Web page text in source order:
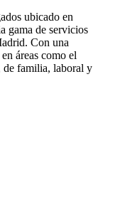
ubicado en
gama de servicios
Con una
áreas como el
de familia, laboral y